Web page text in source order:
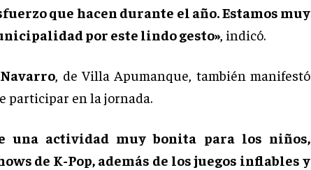
que hacen durante el año. Estamos muy
por este lindo gesto», indicó.
, de Villa Apumanque, también manifestó
participar en la jornada.
una actividad muy bonita para los niños,
de K-Pop, además de los juegos inflables y